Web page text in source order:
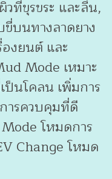
ที่ขุรขระ และลื่น,
บนทางลาดยาง
งยนต์ และ
Mode เหมาะ
ป็นโคลน เพิ่มการ
ารควบคุมที่ดี
โหมดการ
Change โหมด